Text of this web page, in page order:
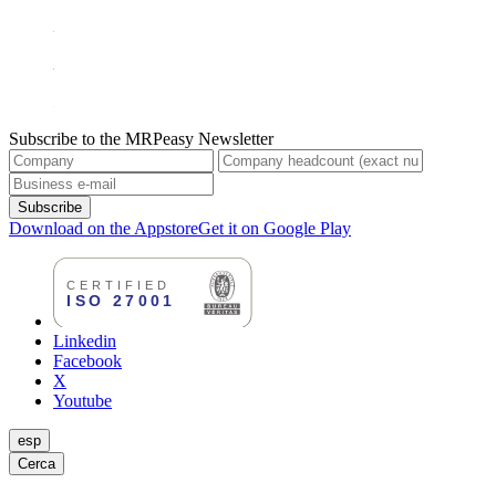
Subscribe to the MRPeasy Newsletter
Subscribe
Download on the AppstoreGet it on Google Play
Linkedin
Facebook
X
Youtube
esp
Cerca